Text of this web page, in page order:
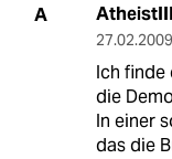
A AtheistIII
27.02.2009
Ich finde
die
In einer
das die